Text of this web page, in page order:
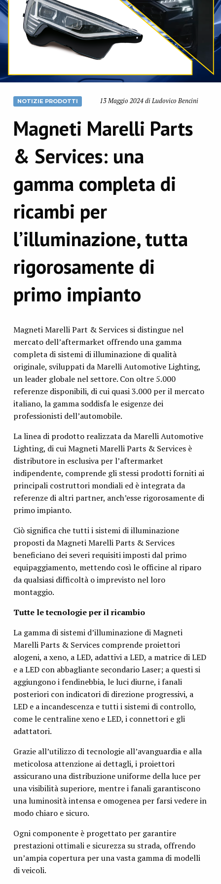
NOTIZIE PRODOTTI 13 Maggio 2024 di Ludovico Bencini
Magneti Marelli Parts
& Services: una
gamma completa di
ricambi per
l’illuminazione, tutta
rigorosamente di
primo impianto
Magneti Marelli Part & Services si distingue nel
mercato dell’aftermarket offrendo una gamma
completa di sistemi di illuminazione di qualità
originale, sviluppati da Marelli Automotive Lighting,
un leader globale nel settore. Con oltre 5.000
referenze disponibili, di cui quasi 3.000 per il mercato
italiano, la gamma soddisfa le esigenze dei
professionisti dell’automobile.
La linea di prodotto realizzata da Marelli Automotive
Lighting, di cui Magneti Marelli Parts & Services è
distributore in esclusiva per l’aftermarket
indipendente, comprende gli stessi prodotti forniti ai
principali costruttori mondiali ed è integrata da
referenze di altri partner, anch’esse rigorosamente di
primo impianto.
Ciò significa che tutti i sistemi di illuminazione
proposti da Magneti Marelli Parts & Services
beneficiano dei severi requisiti imposti dal primo
equipaggiamento, mettendo così le officine al riparo
da qualsiasi difficoltà o imprevisto nel loro
montaggio.
Tutte le tecnologie per il ricambio
La gamma di sistemi d’illuminazione di Magneti
Marelli Parts & Services comprende proiettori
alogeni, a xeno, a LED, adattivi a LED, a matrice di LED
e a LED con abbagliante secondario Laser; a questi si
aggiungono i fendinebbia, le luci diurne, i fanali
posteriori con indicatori di direzione progressivi, a
LED e a incandescenza e tutti i sistemi di controllo,
come le centraline xeno e LED, i connettori e gli
adattatori.
Grazie all’utilizzo di tecnologie all’avanguardia e alla
meticolosa attenzione ai dettagli, i proiettori
assicurano una distribuzione uniforme della luce per
una visibilità superiore, mentre i fanali garantiscono
una luminosità intensa e omogenea per farsi vedere in
modo chiaro e sicuro.
Ogni componente è progettato per garantire
prestazioni ottimali e sicurezza su strada, offrendo
un’ampia copertura per una vasta gamma di modelli
di veicoli.